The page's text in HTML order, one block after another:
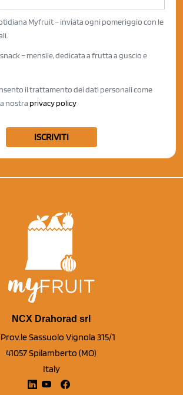
Myfruit – inviata ogni pomeriggio con le
– mensile, dedicata a frutta a guscio e
il trattamento dei dati personali come
nostra privacy policy
ISCRIVITI
NCX Drahorad srl
Sassuolo Vignola 315/1
41057 Spilamberto (MO)
Italy